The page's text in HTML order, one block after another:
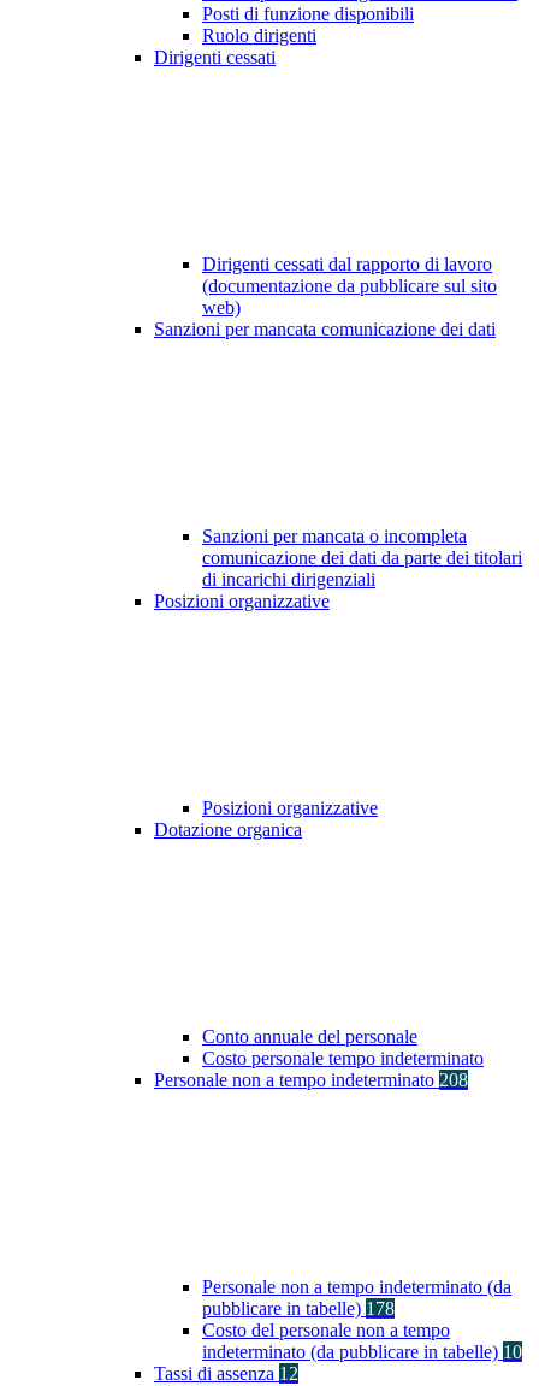
Posti di funzione disponibili
Ruolo dirigenti
Dirigenti cessati
Dirigenti cessati dal rapporto di lavoro
(documentazione da pubblicare sul sito
web)
Sanzioni per mancata comunicazione dei dati
Sanzioni per mancata o incompleta
comunicazione dei dati da parte dei titolari
di incarichi dirigenziali
Posizioni organizzative
Posizioni organizzative
Dotazione organica
Conto annuale del personale
Costo personale tempo indeterminato
Personale non a tempo indeterminato 208
Personale non a tempo indeterminato (da
pubblicare in tabelle) 178
Costo del personale non a tempo
indeterminato (da pubblicare in tabelle) 10
Tassi di assenza 12